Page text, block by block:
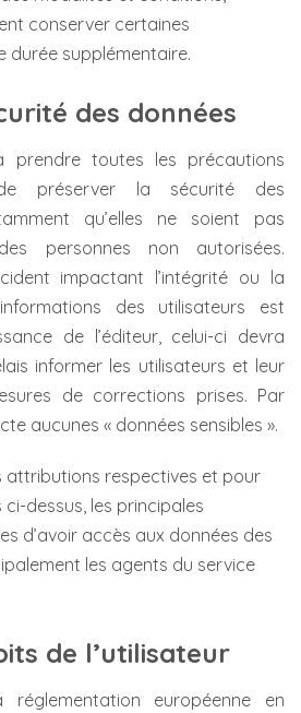
conserver certaines
durée supplémentaire.
des données
prendre toutes les précautions
préserver la sécurité des
qu’elles ne soient pas
personnes non autorisées.
impactant l’intégrité ou la
des utilisateurs est
de l’éditeur, celui-ci devra
informer les utilisateurs et leur
de corrections prises. Par
aucunes « données sensibles ».
attributions respectives et pour
dessus, les principales
d’avoir accès aux données des
les agents du service
de l’utilisateur
européenne en